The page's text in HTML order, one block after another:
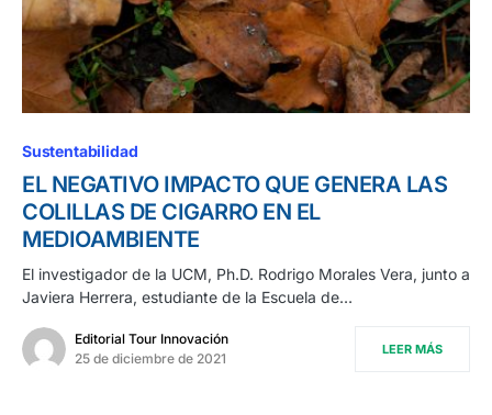
Sustentabilidad
EL NEGATIVO IMPACTO QUE GENERA LAS
COLILLAS DE CIGARRO EN EL
MEDIOAMBIENTE
El investigador de la UCM, Ph.D. Rodrigo Morales Vera, junto a
Javiera Herrera, estudiante de la Escuela de…
Editorial Tour Innovación
25 de diciembre de 2021
LEER MÁS